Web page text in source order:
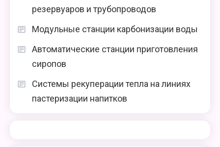
резервуаров и трубопроводов
Модульные станции карбонизации воды
Автоматические станции приготовления
сиропов
Системы рекуперации тепла на линиях
пастеризации напитков